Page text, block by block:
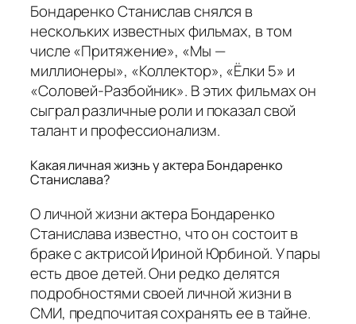
Бондаренко Станислав снялся в
нескольких известных фильмах, в том
числе «Притяжение», «Мы —
миллионеры», «Коллектор», «Ёлки 5» и
«Соловей-Разбойник». В этих фильмах он
сыграл различные роли и показал свой
талант и профессионализм.
Какая личная жизнь у актера Бондаренко
Станислава?
О личной жизни актера Бондаренко
Станислава известно, что он состоит в
браке с актрисой Ириной Юрбиной. У пары
есть двое детей. Они редко делятся
подробностями своей личной жизни в
СМИ, предпочитая сохранять ее в тайне.